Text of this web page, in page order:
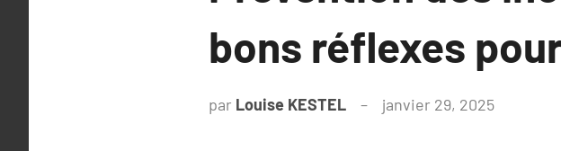
bons réflexes
par Louise KESTEL janvier 29, 2025